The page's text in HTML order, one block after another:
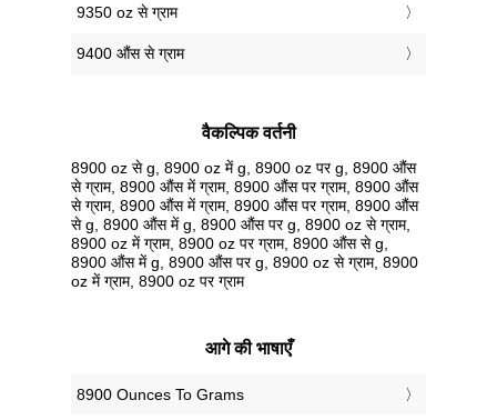
9350 oz से ग्राम
9400 औंस से ग्राम
वैकल्पिक वर्तनी
8900 oz से g, 8900 oz में g, 8900 oz पर g, 8900 औंस
से ग्राम, 8900 औंस में ग्राम, 8900 औंस पर ग्राम, 8900 औंस
से ग्राम, 8900 औंस में ग्राम, 8900 औंस पर ग्राम, 8900 औंस
से g, 8900 औंस में g, 8900 औंस पर g, 8900 oz से ग्राम,
8900 oz में ग्राम, 8900 oz पर ग्राम, 8900 औंस से g,
8900 औंस में g, 8900 औंस पर g, 8900 oz से ग्राम, 8900
oz में ग्राम, 8900 oz पर ग्राम
आगे की भाषाएँ
‎8900 Ounces To Grams